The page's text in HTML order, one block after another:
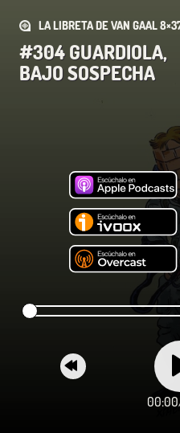
LA LIBRETA DE VAN GAAL
#304 GUARDIOLA,
BAJO SOSPECHA
00:00